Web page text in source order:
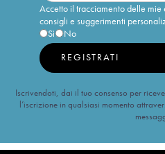
Accetto il tracciamento delle
consigli e suggerimenti
Sì
No
REGISTRATI
Iscrivendoti, dai il tuo consenso per
l’iscrizione in qualsiasi momento